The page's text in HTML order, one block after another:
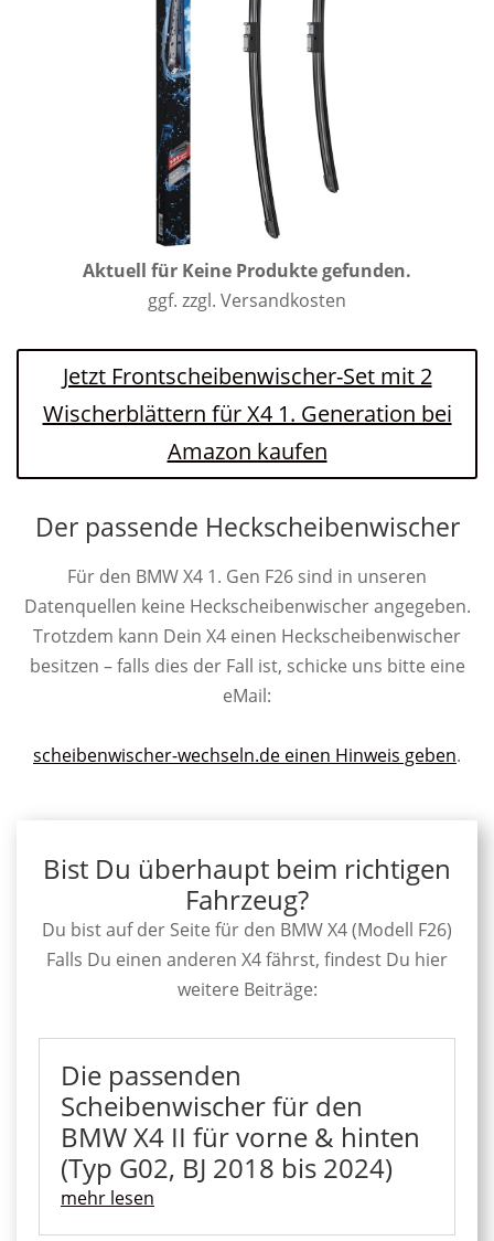
Aktuell für Keine Produkte gefunden.
ggf. zzgl. Versandkosten
Jetzt Frontscheibenwischer-Set mit 2
Wischerblättern für X4 1. Generation bei
Amazon kaufen
Der passende Heckscheibenwischer
Für den BMW X4 1. Gen F26 sind in unseren
Datenquellen keine Heckscheibenwischer angegeben.
Trotzdem kann Dein X4 einen Heckscheibenwischer
besitzen – falls dies der Fall ist, schicke uns bitte eine
eMail:
scheibenwischer-wechseln.de einen Hinweis geben.
Bist Du überhaupt beim richtigen
Fahrzeug?
Du bist auf der Seite für den BMW X4 (Modell F26)
Falls Du einen anderen X4 fährst, findest Du hier
weitere Beiträge:
Die passenden
Scheibenwischer für den
BMW X4 II für vorne & hinten
(Typ G02, BJ 2018 bis 2024)
mehr lesen